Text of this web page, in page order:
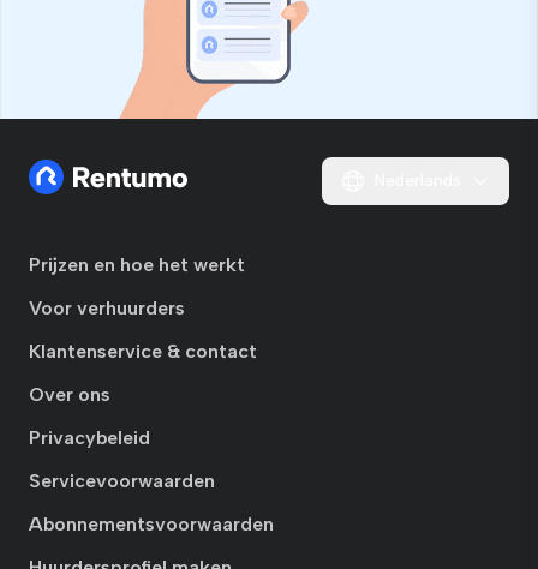
Prijzen en hoe het werkt
Voor verhuurders
Klantenservice & contact
Over ons
Privacybeleid
Servicevoorwaarden
Abonnementsvoorwaarden